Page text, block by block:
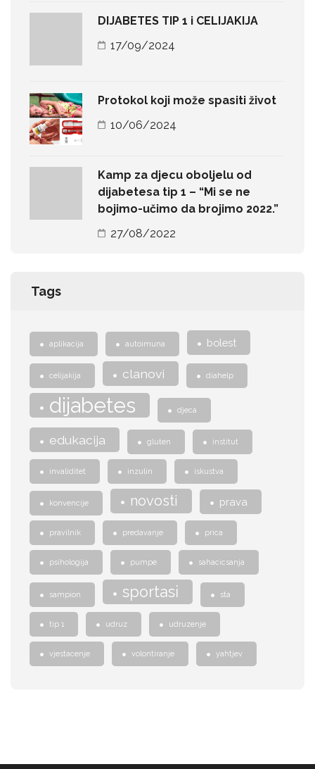
DIJABETES TIP 1 i CELIJAKIJA
17/09/2024
Protokol koji može spasiti život
10/06/2024
Kamp za djecu oboljelu od
dijabetesa tip 1 – “Mi se ne
bojimo-učimo da brojimo 2022.”
27/08/2022
Tags
aplikacija autoimuna bolest
celijakija clanovi diahelp
dijabetes djeca
edukacija gluten institut
invaliditet inzulin iskustva
konvencije novosti prava
pravilnik predavanje prica
psihologija pumpe sahacicsanja
sampion sportasi sta
tip 1 udruz udruzenje
vjestacenje volontiranje yahtjev